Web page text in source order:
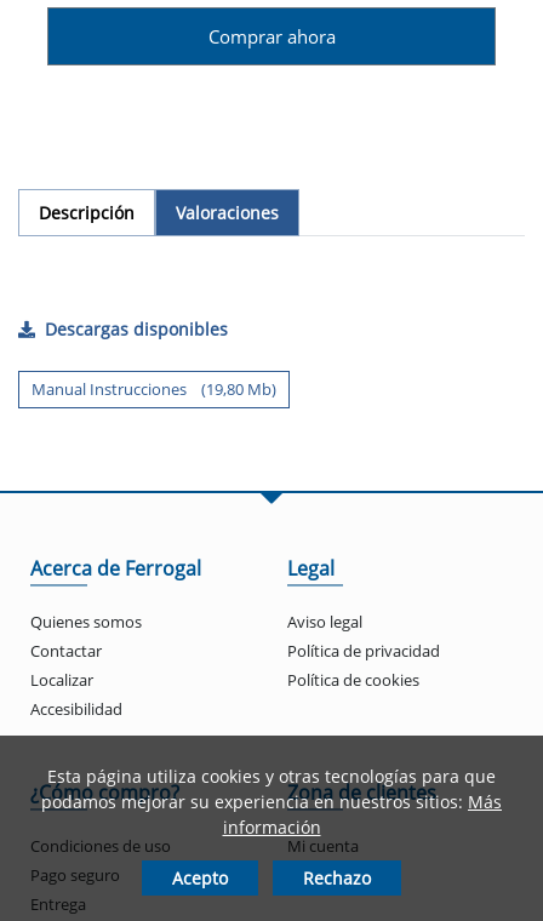
Comprar ahora
Descripción Valoraciones
Descargas disponibles
Manual Instrucciones (19,80 Mb)
Acerca de Ferrogal
Quienes somos
Contactar
Localizar
Accesibilidad
Legal
Aviso legal
Política de privacidad
Política de cookies
¿Cómo compro?
Condiciones de uso
Pago seguro
Entrega
Zona de clientes
Mi cuenta
Mis pedidos
Esta página utiliza cookies y otras tecnologías para que
podamos mejorar su experiencia en nuestros sitios: Más
información
Acepto Rechazo